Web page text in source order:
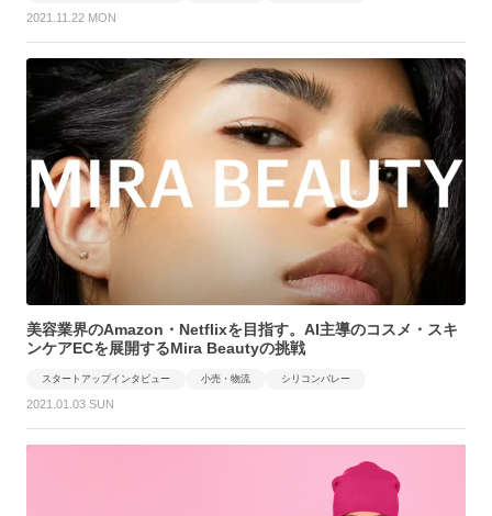
2021.11.22 MON
美容業界のAmazon・Netflixを目指す。AI主導のコスメ・スキ
ンケアECを展開するMira Beautyの挑戦
スタートアップインタビュー 小売・物流 シリコンバレー
2021.01.03 SUN